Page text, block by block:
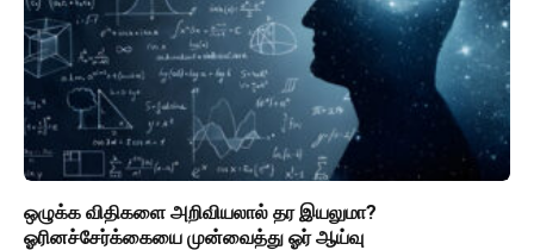
ஒழுக்க விதிகளை அறிவியலால் தர இயலுமா?
ஓரினச்சேர்க்கையை முன்வைத்து ஓர் ஆய்வு